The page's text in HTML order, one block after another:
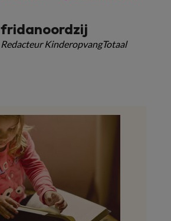
fridanoordzij
Redacteur KinderopvangTotaal